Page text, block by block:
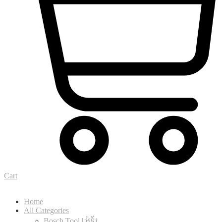
Cart
Home
All Categories